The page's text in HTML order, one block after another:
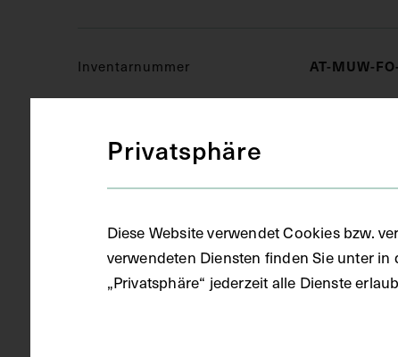
Inventarnummer AT-MUW-
Sammlungsbereich
Objektart Fotografie
Privatsphäre
Diese Website verwendet Cookies bzw.
verwendeten Diensten finden Sie unter
„Privatsphäre“ jederzeit alle Dienste